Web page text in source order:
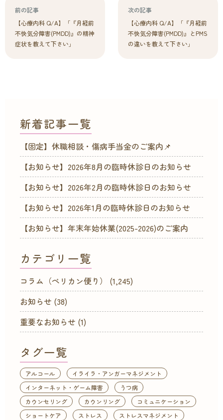
前の記事
【心療内科 Q/A】「『月経前
不快気分障害(PMDD)』の精神
症状を教えて下さい」
次の記事
【心療内科 Q/A】「『月経前
不快気分障害(PMDD)』とPMS
の違いを教えて下さい」
新着記事一覧
【固定】休職相談・傷病手当金のご案内📌
【お知らせ】2026年8月の臨時休診日のお知らせ
【お知らせ】2026年2月の臨時休診日のお知らせ
【お知らせ】2026年1月の臨時休診日のお知らせ
【お知らせ】年末年始休業(2025-2026)のご案内
カテゴリ一覧
コラム（ペリカン便り）
(1,245)
お知らせ (38)
重要なお知らせ (1)
タグ一覧
アルコール
イライラ・アンガーマネジメント
インターネット・ゲーム障害
うつ病
カウンセリング
カウンリング
コミュニケーション
ショートケア
ストレス
ストレスマネジメント